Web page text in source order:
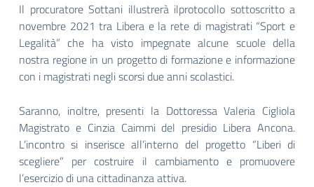
Il procuratore Sottani illustrerà ilprotocollo sottoscritto a
novembre 2021 tra Libera e la rete di magistrati “Sport e
Legalità” che ha visto impegnate alcune scuole della
nostra regione in un progetto di formazione e informazione
con i magistrati negli scorsi due anni scolastici.
Saranno, inoltre, presenti la Dottoressa Valeria Cigliola
Magistrato e Cinzia Caimmi del presidio Libera Ancona.
L’incontro si inserisce all’interno del progetto “Liberi di
scegliere” per costruire il cambiamento e promuovere
l’esercizio di una cittadinanza attiva.